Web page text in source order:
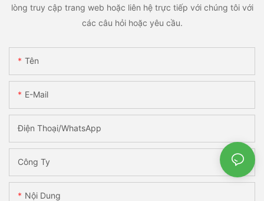
lòng truy cập trang web hoặc liên hệ trực tiếp với chúng tôi với
các câu hỏi hoặc yêu cầu.
Tên
E-Mail
Điện Thoại/WhatsApp
Công Ty
Nội Dung